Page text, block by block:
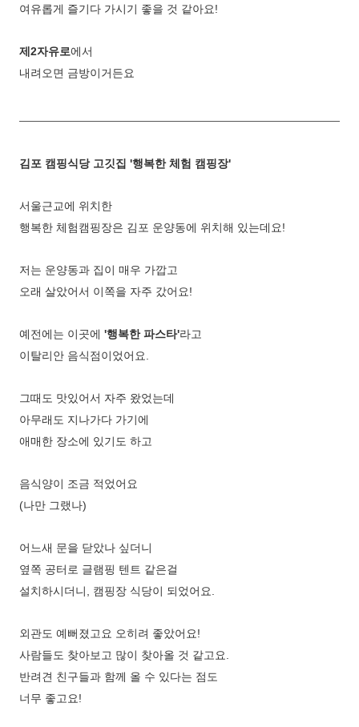
여유롭게 즐기다 가시기 좋을 것 같아요!
제2자유로에서
내려오면 금방이거든요
김포 캠핑식당 고깃집 '행복한 체험 캠핑장'
서울근교에 위치한
행복한 체험캠핑장은 김포 운양동에 위치해 있는데요!
저는 운양동과 집이 매우 가깝고
오래 살았어서 이쪽을 자주 갔어요!
예전에는 이곳에 '행복한 파스타'라고
이탈리안 음식점이었어요.
그때도 맛있어서 자주 왔었는데
아무래도 지나가다 가기에
애매한 장소에 있기도 하고
음식양이 조금 적었어요
(나만 그랬나)
어느새 문을 닫았나 싶더니
옆쪽 공터로 글램핑 텐트 같은걸
설치하시더니, 캠핑장 식당이 되었어요.
외관도 예뻐졌고요 오히려 좋았어요!
사람들도 찾아보고 많이 찾아올 것 같고요.
반려견 친구들과 함께 올 수 있다는 점도
너무 좋고요!